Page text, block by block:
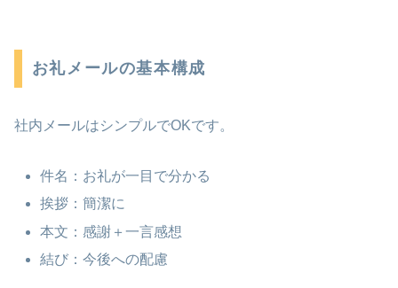
お礼メールの基本構成
社内メールはシンプルでOKです。
件名：お礼が一目で分かる
挨拶：簡潔に
本文：感謝＋一言感想
結び：今後への配慮